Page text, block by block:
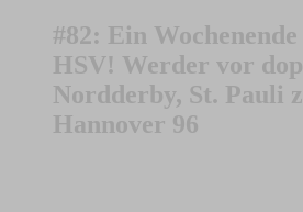
#82: Ein Wochenende
HSV! Werder vor
Nordderby, St. Pauli
Hannover 96